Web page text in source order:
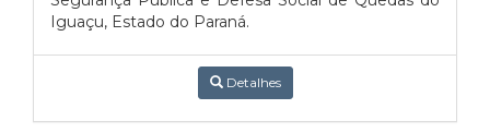
Iguaçu, Estado do Paraná.
Detalhes